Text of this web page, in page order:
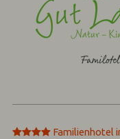
****
Familienhotel